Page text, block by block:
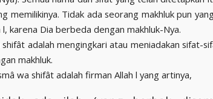
memilikinya. Tidak ada seorang makhluk pun
karena Dia berbeda dengan makhluk-Nya.
adalah mengingkari atau meniadakan sifat-
makhluk.
wa shifât adalah firman Allah l yang artinya,